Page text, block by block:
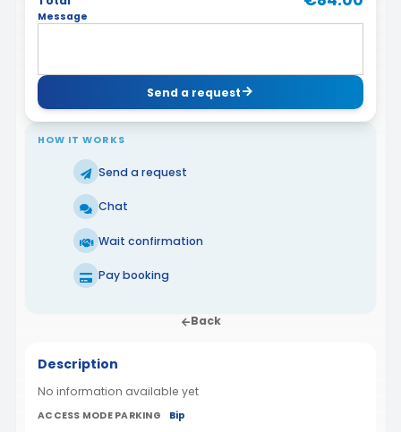
Message
Send a request
HOW IT WORKS
Send a request
Chat
Wait confirmation
Pay booking
Back
Description
No information available yet
ACCESS MODE PARKING Bip